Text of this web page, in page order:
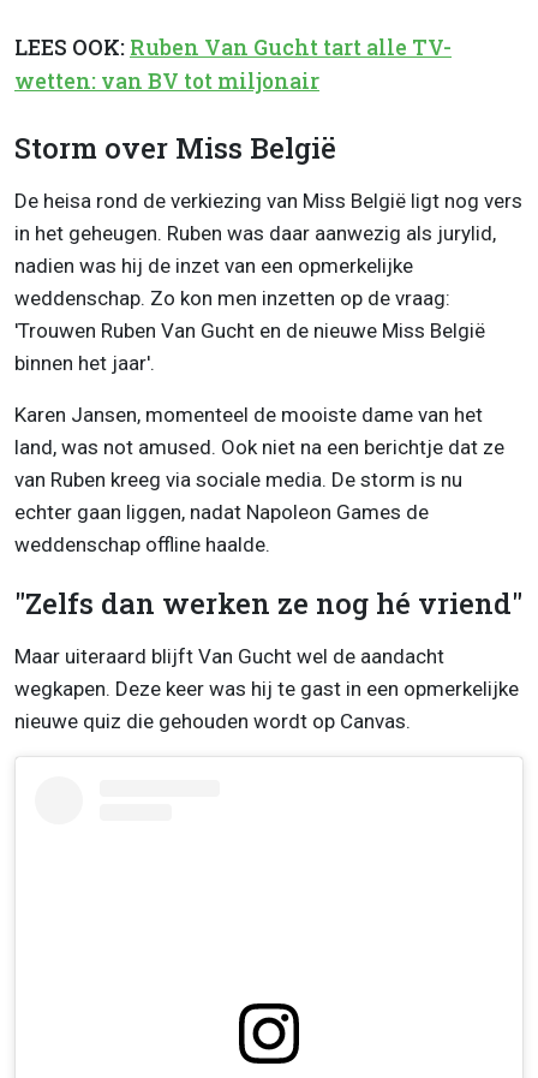
LEES OOK: Ruben Van Gucht tart alle TV-
wetten: van BV tot miljonair
Storm over Miss België
De heisa rond de verkiezing van Miss België ligt nog vers
in het geheugen. Ruben was daar aanwezig als jurylid,
nadien was hij de inzet van een opmerkelijke
weddenschap. Zo kon men inzetten op de vraag:
'Trouwen Ruben Van Gucht en de nieuwe Miss België
binnen het jaar'.
Karen Jansen, momenteel de mooiste dame van het
land, was not amused. Ook niet na een berichtje dat ze
van Ruben kreeg via sociale media. De storm is nu
echter gaan liggen, nadat Napoleon Games de
weddenschap offline haalde.
"Zelfs dan werken ze nog hé vriend"
Maar uiteraard blijft Van Gucht wel de aandacht
wegkapen. Deze keer was hij te gast in een opmerkelijke
nieuwe quiz die gehouden wordt op Canvas.